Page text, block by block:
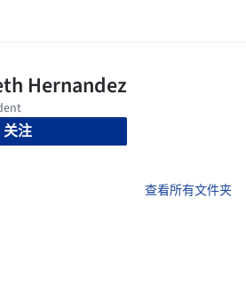
关注
查看所有文件夹